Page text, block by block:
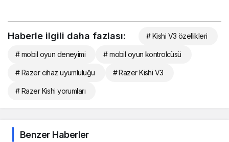
Haberle ilgili daha fazlası: # Kishi V3 özellikleri
# mobil oyun deneyimi # mobil oyun kontrolcüsü
# Razer cihaz uyumluluğu # Razer Kishi V3
# Razer Kishi yorumları
Benzer Haberler